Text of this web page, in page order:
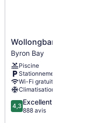
un
planche à
Wollongbar
Motel
Byron
Bay
Wollongbar Motel
Byron Bay
Piscine
Stationnement compris
Wi-Fi gratuit
Climatisation
4.3
sur
4,3 Excellent
888 avis